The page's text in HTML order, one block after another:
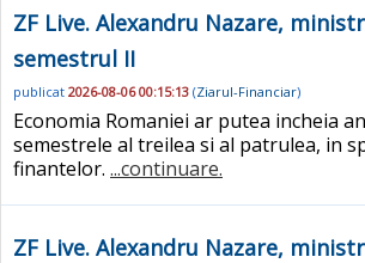
ZF Live. Alexandru Nazare,
semestrul II
publicat 2026-08-06 00:15:13 (Ziarul-Financiar)
Economia Romaniei ar putea incheia
semestrele al treilea si al patrulea, in
finantelor. ...continuare.
ZF Live. Alexandru Nazare,